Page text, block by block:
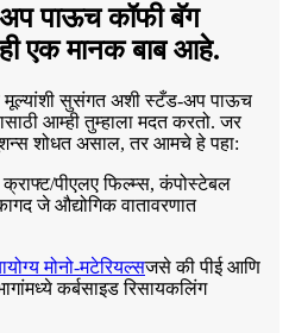
पाऊच कॉफी बॅग
एक मानक बाब आहे.
मूल्यांशी सुसंगत अशी स्टँड-अप पाऊच
आम्ही तुम्हाला मदत करतो. जर
शोधत असाल, तर आमचे हे पहा:
पीएलए फिल्म्स, कंपोस्टेबल
जे औद्योगिक वातावरणात
मोनो-मटेरियल्सजसे की पीई आणि
कर्बसाइड रिसायकलिंग